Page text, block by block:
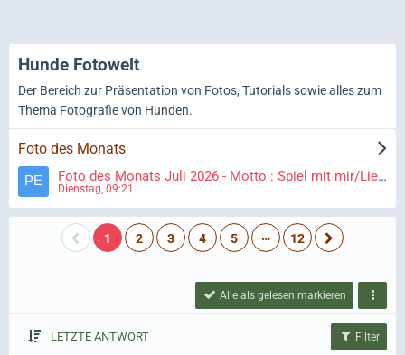
Hunde Fotowelt
Der Bereich zur Präsentation von Fotos, Tutorials sowie alles zum
Thema Fotografie von Hunden.
Foto des Monats
Foto des Monats Juli 2026 - Motto : Spiel mit mir/Lieblingsspielzeug
Dienstag, 09:21
1 2 3 4 5 … 12
Alle als gelesen markieren
LETZTE ANTWORT Filter